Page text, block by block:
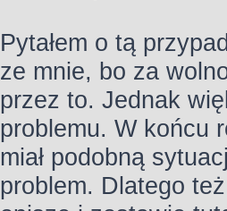
Pytałem o tą
ze mnie, bo za
przez to. Jednak
problemu. W końcu
miał podobną
problem. Dlatego